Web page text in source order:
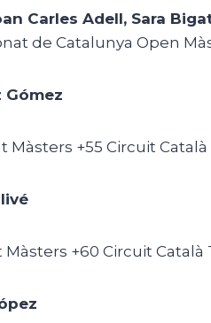
Carles Adell, Sara
de Catalunya Open
Gómez
Màsters +55 Circuit Català
+60 Circuit Català